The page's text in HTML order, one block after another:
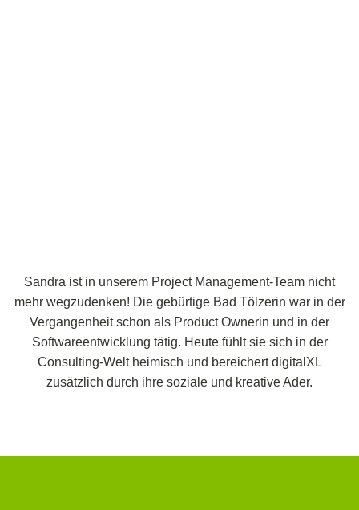
Sandra ist in unserem Project Management-Team nicht
mehr wegzudenken! Die gebürtige Bad Tölzerin war in der
Vergangenheit schon als Product Ownerin und in der
Softwareentwicklung tätig. Heute fühlt sie sich in der
Consulting-Welt heimisch und bereichert digitalXL
zusätzlich durch ihre soziale und kreative Ader.